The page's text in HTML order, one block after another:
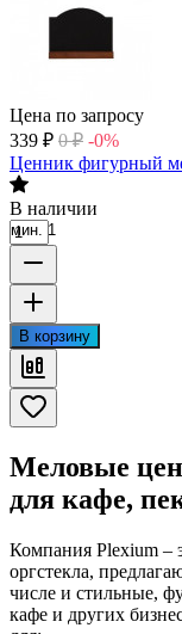
Цена по запросу
339 ₽ 0 ₽ -0%
Ценник фигурный
В наличии
мин. 1
В корзину
Меловые
для кафе,
Компания Plexium –
оргстекла,
числе и стильные,
кафе и других